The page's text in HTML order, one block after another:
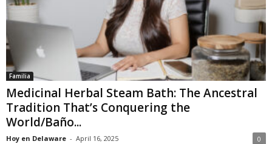
Familia
Medicinal Herbal Steam Bath: The Ancestral
Tradition That’s Conquering the
World/Baño...
Hoy en Delaware - April 16, 2025 0